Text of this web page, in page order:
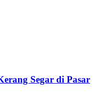
Segar di Pasar